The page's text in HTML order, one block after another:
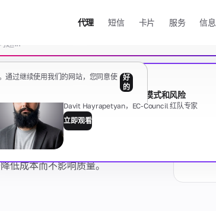
代理 短信 卡片 服务 信息
低成本而不影响质量。
通过继续使用我们的网站，您同意使
好
的
免费网络研讨会
代理的黑暗面：类型、模式和风险
Davit Hayrapetyan，EC-Council 红队专家
立即观看